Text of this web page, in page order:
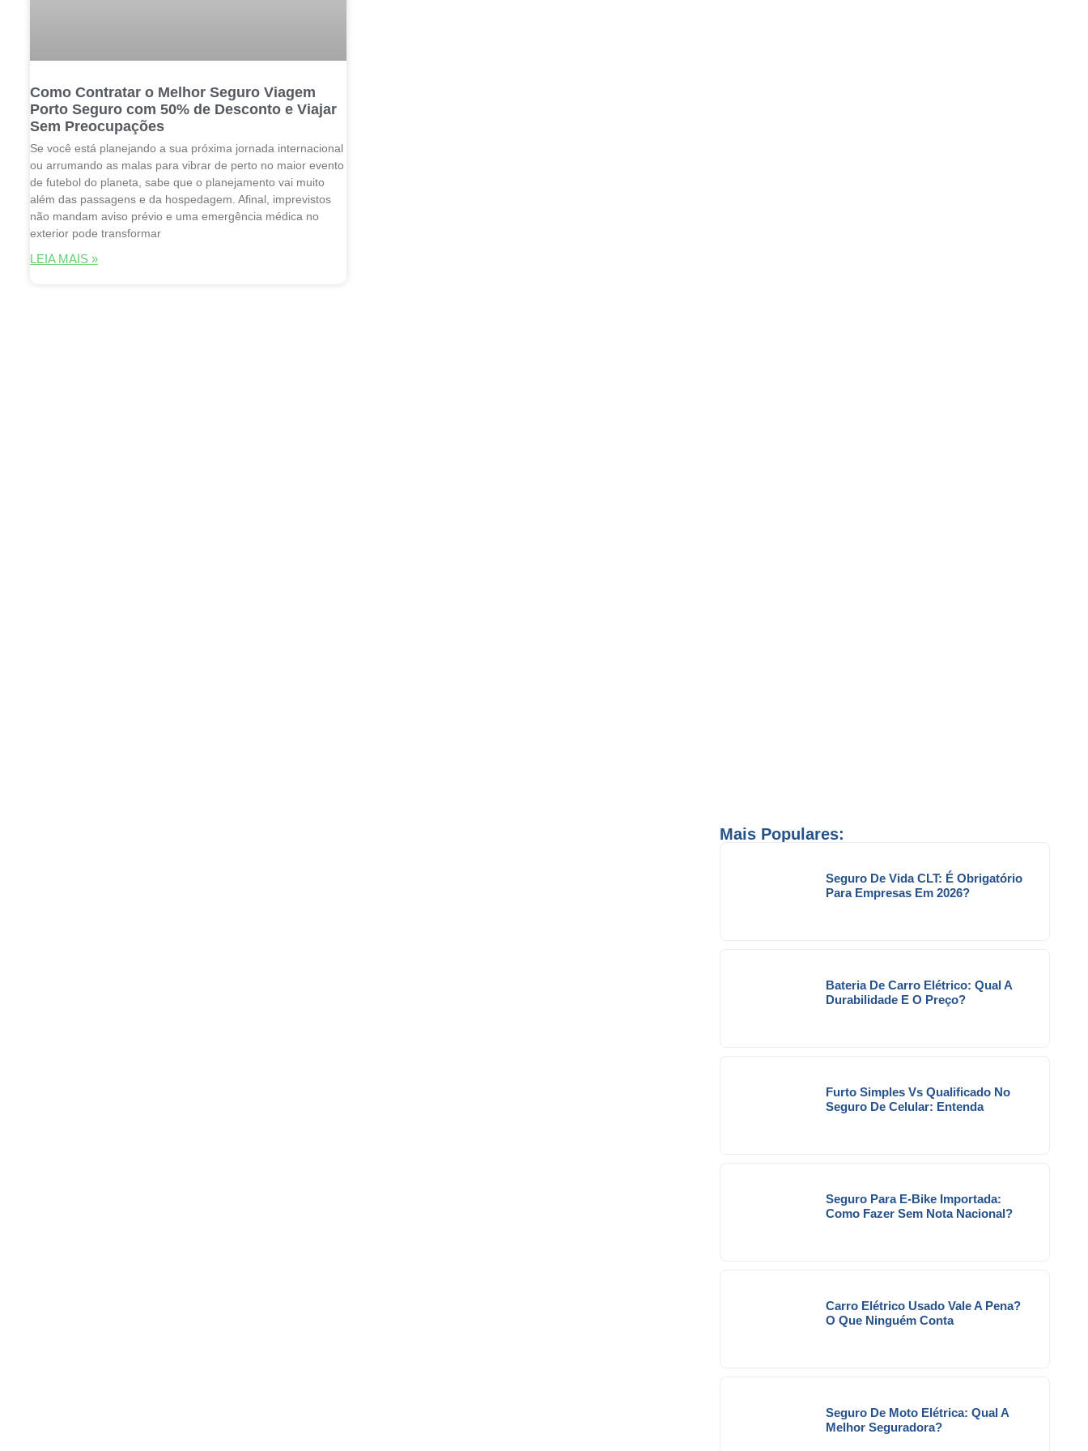
Como Contratar o Melhor Seguro Viagem
Porto Seguro com 50% de Desconto e Viajar
Sem Preocupações
Se você está planejando a sua próxima jornada internacional
ou arrumando as malas para vibrar de perto no maior evento
de futebol do planeta, sabe que o planejamento vai muito
além das passagens e da hospedagem. Afinal, imprevistos
não mandam aviso prévio e uma emergência médica no
exterior pode transformar
LEIA MAIS »
Mais Populares:
Seguro De Vida CLT: É Obrigatório
Para Empresas Em 2026?
Bateria De Carro Elétrico: Qual A
Durabilidade E O Preço?
Furto Simples Vs Qualificado No
Seguro De Celular: Entenda
Seguro Para E-Bike Importada:
Como Fazer Sem Nota Nacional?
Carro Elétrico Usado Vale A Pena?
O Que Ninguém Conta
Seguro De Moto Elétrica: Qual A
Melhor Seguradora?